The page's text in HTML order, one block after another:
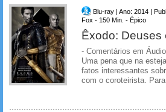
Blu-ray | Ano: 2014 |
Fox - 150 Min. - Épico
Êxodo: Deuses
- Comentários em
Uma pena que na
fatos interessantes
com o coroteirista.